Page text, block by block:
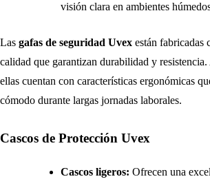
visión clara en ambientes
Las gafas de seguridad Uvex están fabricadas
calidad que garantizan durabilidad y resistencia.
ellas cuentan con características ergonómicas
cómodo durante largas jornadas laborales.
Cascos de Protección Uvex
Cascos ligeros: Ofrecen una